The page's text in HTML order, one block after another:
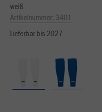
weiß
Artikelnummer: 3401
Lieferbar bis 2027